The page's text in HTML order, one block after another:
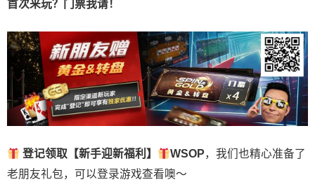
首次来玩？门票我请！
登记领取【新手迎新福利】 WSOP，我们也精心准备了
老朋友礼包，可以登录游戏查看噢～